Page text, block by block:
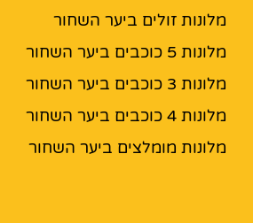
מלונות זולים ביער השחור
מלונות 5 כוכבים ביער השחור
מלונות 3 כוכבים ביער השחור
מלונות 4 כוכבים ביער השחור
מלונות מומלצים ביער השחור